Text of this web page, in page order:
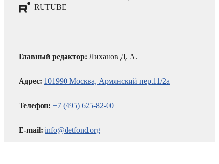
RUTUBE
Главный редактор: Лиханов Д. А.
Адрес: 101990 Москва, Армянский пер.11/2а
Телефон: +7 (495) 625-82-00
E-mail: info@detfond.org